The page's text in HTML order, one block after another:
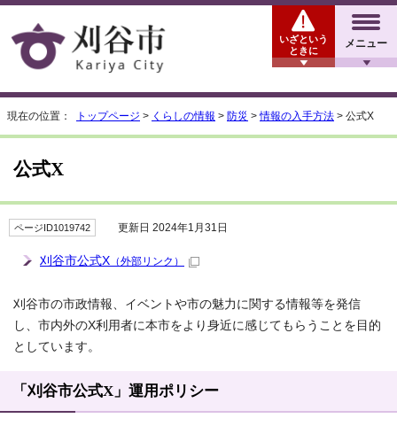
メニュー
いざという
ときに
現在の位置： トップページ > くらしの情報 > 防災 >情報の入手方法 > 公式X
公式X
ページID1019742 更新日 2024年1月31日
刈谷市公式X （外部リンク）
刈谷市の市政情報、イベントや市の魅力に関する情報等を発信
し、市内外のX利用者に本市をより身近に感じてもらうことを目的
としています。
「刈谷市公式X」運用ポリシー